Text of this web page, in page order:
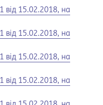
від 15.02.2018, на
від 15.02.2018, на
від 15.02.2018, на
від 15.02.2018, на